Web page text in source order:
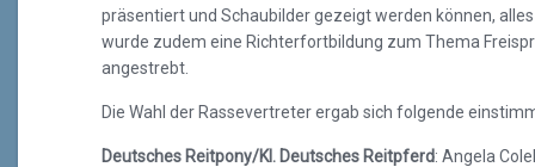
präsentiert und Schaubilder gezeigt werden können,
wurde zudem eine Richterfortbildung zum Thema
angestrebt.
Die Wahl der Rassevertreter ergab sich folgende
Deutsches Reitpony/Kl. Deutsches Reitpferd: Angela